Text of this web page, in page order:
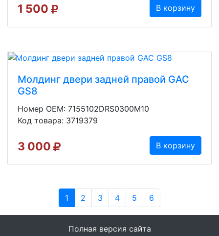
1 500 В корзину
Молдинг двери задней правой GAC
GS8
Номер OEM: 7155102DRS0300M10
Код товара: 3719379
3 000 В корзину
1 2 3 4 5 6
Полная версия сайта